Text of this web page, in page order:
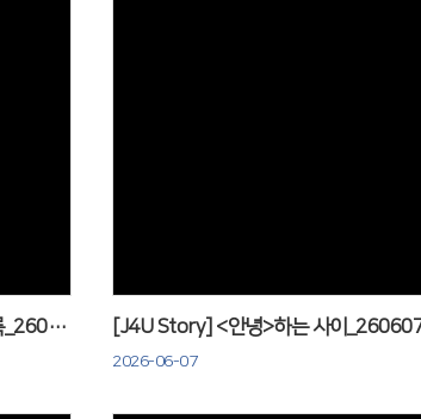
[J4U Story] 보이지 않는 은혜가 잘 보이도록_260614 [J4U Story] <안녕>하는 사이
2026-06-07